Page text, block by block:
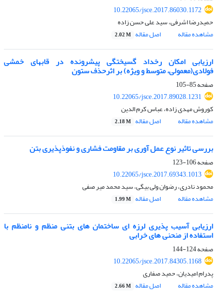
10.22065/jsce.2017.86030.1172
حمیدرضا اشرفی، سید علی حسن زاده
مشاهده مقاله
اصل مقاله 2.02 M
ارزیابی امکان رخداد گسیختگی پیشرونده در قابهای خمشی
فولادی(معمولی، متوسط و ویژه) بر اثرحذف ستون
صفحه85-105
10.22065/jsce.2017.89028.1231
کوروش مهدی زاده، عباس کرم الدین
مشاهده مقاله
اصل مقاله 2.18 M
بررسی تاثیر نوع عمل آوری بر مقاومت فشاری و نفوذپذیری بتن
صفحه106-123
10.22065/jsce.2017.69343.1013
محمود نادری، رضوان ولی بیگی، سید محمد میر صفی
مشاهده مقاله
اصل مقاله 1.99 M
ارزیابی آسیب پذیری لرزه ای ساختمان های بتنی منظم و نامنظم با
استفاده از منحنی های خرابی
صفحه124-144
10.22065/jsce.2017.84305.1168
پدرام امیدیان، حمید صفاری
مشاهده مقاله
اصل مقاله 2.66 M